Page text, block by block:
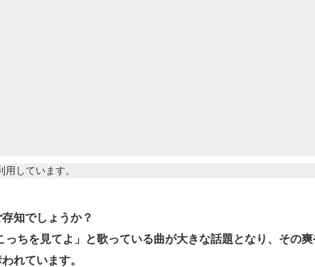
しています。
知でしょうか？
ちを見てよ」と歌っている曲が大きな話題となり、その
れています。